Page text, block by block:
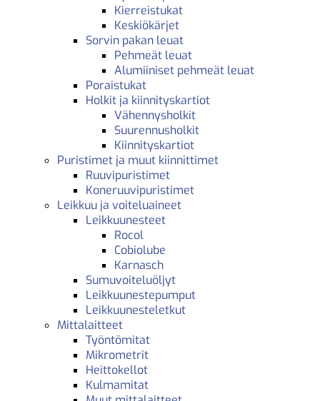
Kierreistukat
Keskiökärjet
Sorvin pakan leuat
Pehmeät leuat
Alumiiniset pehmeät leuat
Poraistukat
Holkit ja kiinnityskartiot
Vähennysholkit
Suurennusholkit
Kiinnityskartiot
Puristimet ja muut kiinnittimet
Ruuvipuristimet
Koneruuvipuristimet
Leikkuu ja voiteluaineet
Leikkuunesteet
Rocol
Cobiolube
Karnasch
Sumuvoiteluöljyt
Leikkuunestepumput
Leikkuunesteletkut
Mittalaitteet
Työntömitat
Mikrometrit
Heittokellot
Kulmamitat